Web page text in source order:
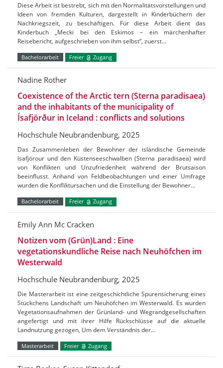
Diese Arbeit ist bestrebt, sich mit den Normalitätsvorstellungen und
Ideen von fremden Kulturen, dargestellt in Kinderbüchern der
Nachkriegszeit, zu beschäftigen. Für diese Arbeit dient das
Kinderbuch „Mecki bei den Eskimos – ein märchenhafter
Reisebericht, aufgeschrieben von ihm selbst“, zuerst…
Bachelorarbeit Freier Zugang
Nadine Rother
Coexistence of the Arctic tern (Sterna paradisaea)
and the inhabitants of the municipality of
Ísafjörður in Iceland : conflicts and solutions
Hochschule Neubrandenburg, 2025
Das Zusammenleben der Bewohner der isländische Gemeinde
Isafjörour und den Küstenseeschwalben (Sterna paradisaea) wird
von Konflikten und Unzufriedenheit während der Brutsaison
beeinflusst. Anhand von Feldbeobachtungen und einer Umfrage
wurden die Konfliktursachen und die Einstellung der Bewohner…
Bachelorarbeit Freier Zugang
Emily Ann Mc Cracken
Notizen vom (Grün)Land : Eine
vegetationskundliche Reise nach Neuhöfchen im
Westerwald
Hochschule Neubrandenburg, 2025
Die Masterarbeit ist eine zeitgeschichtliche Spurensicherung eines
Stückchens Landschaft um Neuhöfchen im Westerwald. Es wurden
Vegetationsaufnahmen der Grünland- und Wegrandgesellschaften
angefertigt und mit ihrer Hilfe Rückschlüsse auf die aktuelle
Landnutzung gezogen, Um dem Verständnis der…
Masterarbeit Freier Zugang